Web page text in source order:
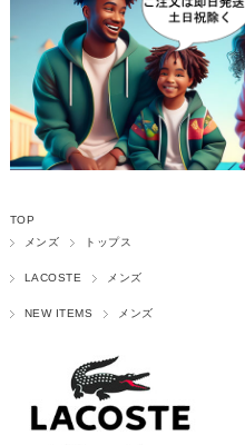
TOP
メンズ
トップス
LACOSTE メンズ
NEW ITEMS メンズ